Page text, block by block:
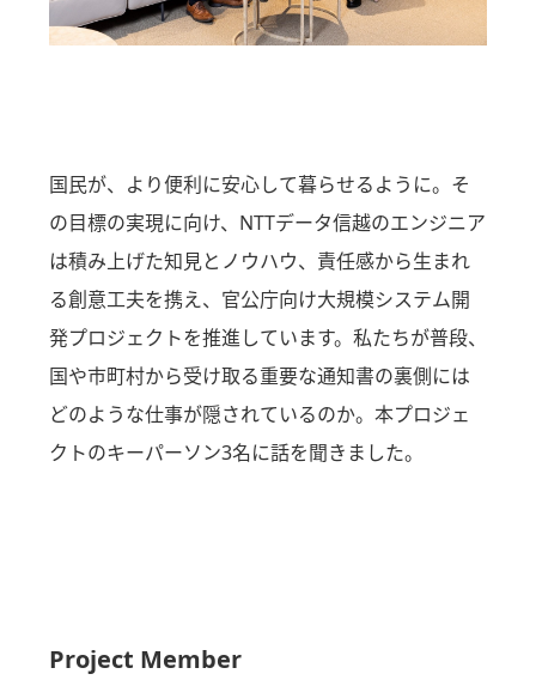
国民が、より便利に安心して暮らせるように。そ
の目標の実現に向け、NTTデータ信越のエンジニア
は積み上げた知見とノウハウ、責任感から生まれ
る創意工夫を携え、官公庁向け大規模システム開
発プロジェクトを推進しています。私たちが普段、
国や市町村から受け取る重要な通知書の裏側には
どのような仕事が隠されているのか。本プロジェ
クトのキーパーソン3名に話を聞きました。
Project Member